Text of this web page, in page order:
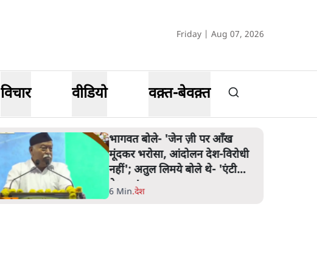
Friday | Aug 07, 2026
विचार वीडियो वक़्त-बेवक़्त
भागवत बोले- 'जेन ज़ी पर आँख
मूंदकर भरोसा, आंदोलन देश-विरोधी
नहीं'; अतुल लिमये बोले थे- 'एंटी
नेशनल'
6 Min.देश